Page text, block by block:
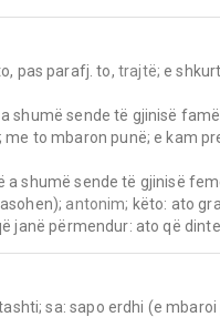
pas parafj. to, trajtë; e
shumë sende të gjinisë
to mbaron punë; e kam
a shumë sende të gjinisë
antonim;
janë përmendur: ato që
sa: sapo erdhi (e mbaroi